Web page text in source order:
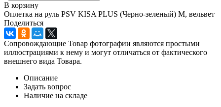
В корзину
Оплетка на руль PSV KISA PLUS (Черно-зеленый) M, вельвет
Поделиться
Сопровождающие Товар фотографии являются простыми
иллюстрациями к нему и могут отличаться от фактического
внешнего вида Товара.
Описание
Задать вопрос
Наличие на складе